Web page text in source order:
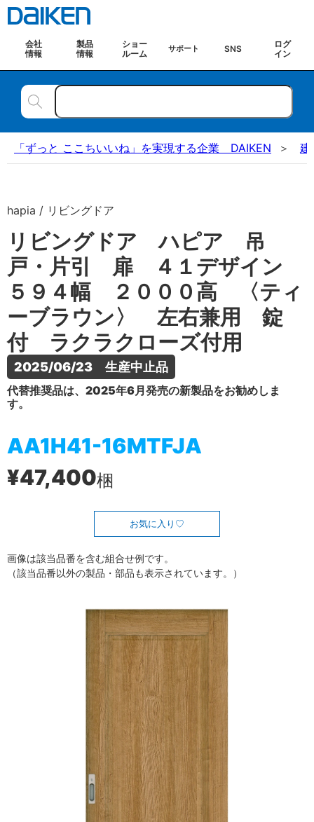
会社
情報
製品
情報
ショー
ルーム
サポート SNS
ログ
イン
「ずっと ここちいいね」を実現する企業 DAIKEN 建
hapia / リビングドア
リビングドア ハピア 吊
戸・片引 扉 ４１デザイン
５９４幅 ２０００高 〈ティ
ーブラウン〉 左右兼用 錠
付 ラクラクローズ付用
2025/06/23　生産中止品
代替推奨品は、2025年6月発売の新製品をお勧めしま
す。
AA1H41-16MTFJA
¥47,400梱
お気に入り
画像は該当品番を含む組合せ例です。
（該当品番以外の製品・部品も表示されています。）